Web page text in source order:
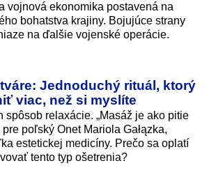
vojnová ekonomika postavená na
bohatstva krajiny. Bojujúce strany
na ďalšie vojenské operácie.
Jednoduchý rituál, ktorý
viac, než si myslíte
spôsob relaxácie. „Masáž je ako pitie
poľský Onet Mariola Gałązka,
estetickej medicíny. Prečo sa oplatí
tento typ ošetrenia?